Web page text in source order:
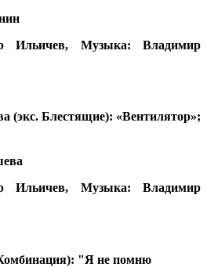
Ильичев, Музыка: Владимир
(экс. Блестящие): «Вентилятор»;
Ильичев, Музыка: Владимир
"Я не помню